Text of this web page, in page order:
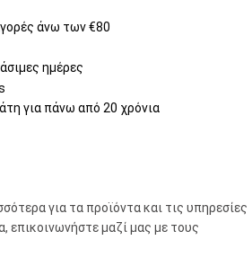
άνω των €80
ημέρες
για πάνω από 20 χρόνια
για τα προϊόντα και τις υπηρεσίες
επικοινωνήστε μαζί μας με τους